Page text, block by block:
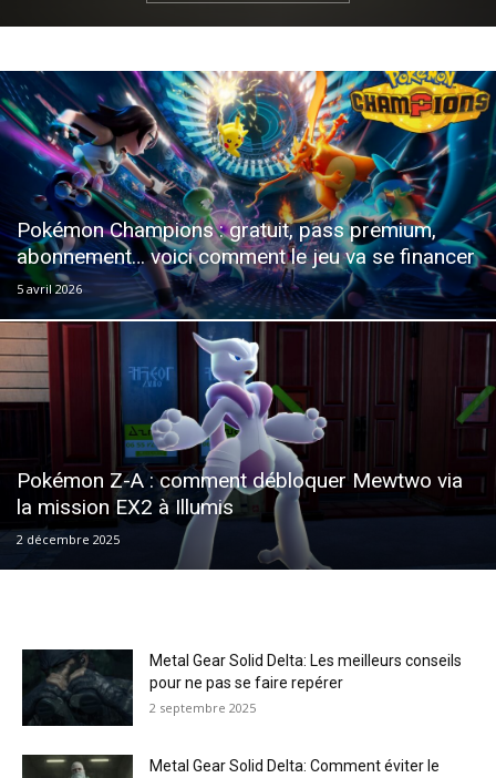
Pokémon Champions : gratuit, pass premium,
abonnement… voici comment le jeu va se financer
5 avril 2026
Pokémon Z-A : comment débloquer Mewtwo via
la mission EX2 à Illumis
2 décembre 2025
Metal Gear Solid Delta: Les meilleurs conseils
pour ne pas se faire repérer
2 septembre 2025
Metal Gear Solid Delta: Comment éviter le